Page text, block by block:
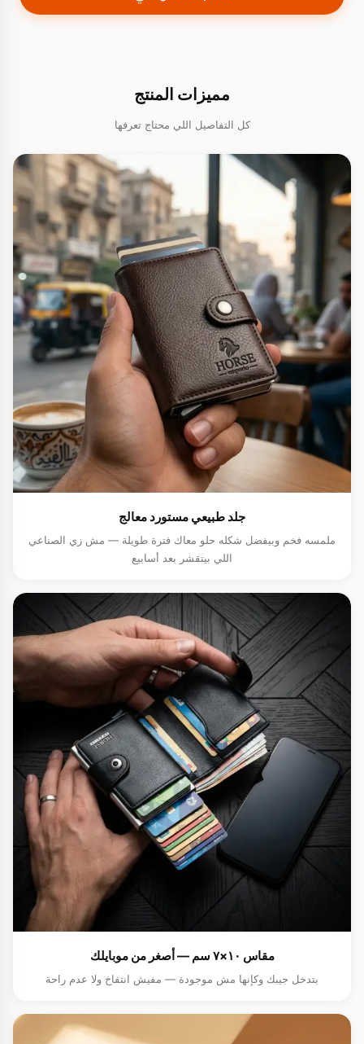
مميزات المنتج
كل التفاصيل اللي محتاج تعرفها
جلد طبيعي مستورد معالج
ملمسه فخم وبيفضل شكله حلو معاك فترة طويلة — مش زي الصناعي
اللي بيتقشر بعد أسابيع
مقاس ١٠×٧ سم — أصغر من موبايلك
بتدخل جيبك وكإنها مش موجودة — مفيش انتفاخ ولا عدم راحة